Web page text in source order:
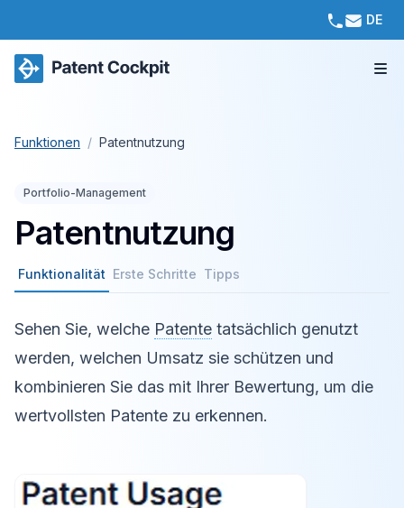
DE
Funktionen / Patentnutzung
Portfolio-Management
Patentnutzung
Funktionalität Erste Schritte Tipps
Sehen Sie, welche Patente tatsächlich genutzt
werden, welchen Umsatz sie schützen und
kombinieren Sie das mit Ihrer Bewertung, um die
wertvollsten Patente zu erkennen.